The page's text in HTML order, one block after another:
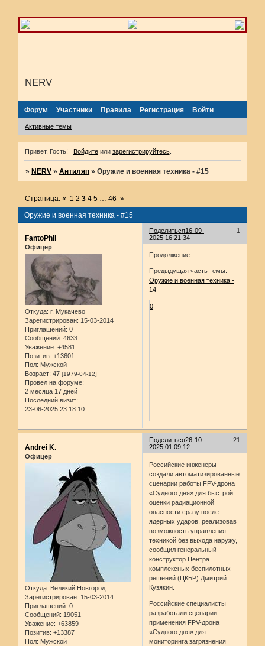
NERV
Форум Участники Правила Регистрация Войти
Активные темы
Привет, Гость! Войдитеили зарегистрируйтесь.
»NERV »Антиляп »Оружие и военная техника - #15
Оружие и военная техника - #15
Страница:« 1 2 3 4 5 … 46 »
Поделиться 1
16-09-
2025 16:21:34
FantoPhil
Офицер
Откуда: г. Мукачево
Зарегистрирован: 15-03-2014
Приглашений: 0
Сообщений: 4633
Уважение: +4581
Позитив: +13601
Пол: Мужской
Возраст: 47 [1979-04-12]
Провел на форуме:
2 месяца 17 дней
Последний визит:
23-06-2025 23:18:10
Продолжение.
Предыдущая часть темы:
Оружие и военная техника -
14
0
Поделиться 21
26-10-
2025 01:09:12
Andrei K.
Офицер
Откуда: Великий Новгород
Зарегистрирован: 15-03-2014
Приглашений: 0
Сообщений: 19051
Уважение: +63859
Позитив: +13387
Пол: Мужской
Российские инженеры
создали автоматизированные
сценарии работы FPV-​дрона
«Судного дня» для быстрой
оценки радиационной
опасности сразу после
ядерных ударов, реализовав
возможность управления
техникой без выхода наружу,
сообщил генеральный
конструктор Центра
комплексных беспилотных
решений (ЦКБР) Дмитрий
Кузякин.
Российские специалисты
разработали сценарии
применения FPV-​дрона
«Судного дня» для
мониторинга загрязнения